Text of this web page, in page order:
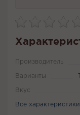
Производитель
Варианты
Вкус
Все характеристики